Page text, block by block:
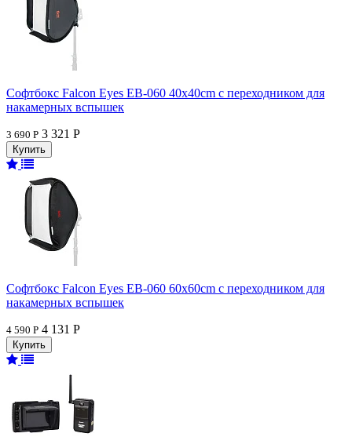
Софтбокс Falcon Eyes EB-060 40x40cm с переходником для
накамерных вспышек
3 690 Р 3 321 Р
Софтбокс Falcon Eyes EB-060 60x60cm с переходником для
накамерных вспышек
4 590 Р 4 131 Р